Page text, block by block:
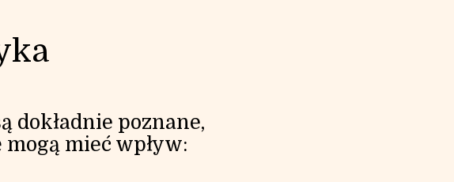
dokładnie poznane,
mogą mieć wpływ: